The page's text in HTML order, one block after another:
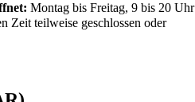
Montag bis Freitag, 9 bis 20 Uhr
Zeit teilweise geschlossen oder